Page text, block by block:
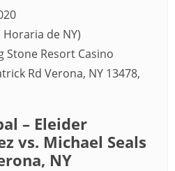
Horaria de NY)
Stone Resort Casino
Rd Verona, NY 13478,
– Eleider
vs. Michael Seals
NY